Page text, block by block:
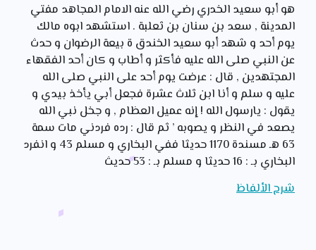
هو أبو سعيد الخدري رضي الله عنه الامام المجاهد مفتي
المدينة , سعد بن سنان بن ثعلبة . استشهد ابوه مالك
يوم أحد و شهد أبو سعيد الخندق ة بيعة الرضوان و حدث
عن النبي صلى الله عليه فأكثر و أطاب و كان أحد الفقهاء
المجتهدين , قال : عرضت يوم أحد على النبي صلى الله
عليه و سلم و أنا ابن ثلاث عشرة فجعل أبي يأخذ بيدي و
يقول : يارسول الله ! إنه عميل العظام , و جخل نبي الله
يصعد في النظر و يصوبه ’ ثم قال : رده فردني مات سمة
63 هـ مسندة 1170 حديثا ففي البخاري و مسلم 43 و انفرد
البخاري بـ : 16 حديثا و مسلم بـ : 53 حديث
شرح الألفاظ